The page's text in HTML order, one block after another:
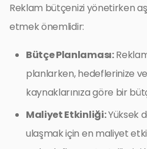
Reklam bütçenizi yönetirken
etmek önemlidir:
Bütçe Planlaması:
planlarken, hedeflerinize
kaynaklarınıza göre bir
Maliyet Etkinliği:Yüksek
ulaşmak için en maliyet